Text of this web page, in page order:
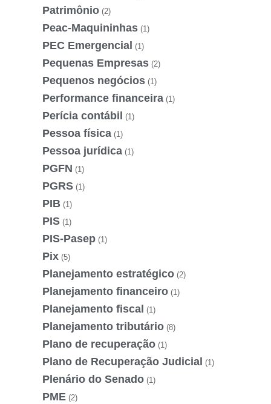
Patrimônio (2)
Peac-Maquininhas (1)
PEC Emergencial (1)
Pequenas Empresas (2)
Pequenos negócios (1)
Performance financeira (1)
Perícia contábil (1)
Pessoa física (1)
Pessoa jurídica (1)
PGFN (1)
PGRS (1)
PIB (1)
PIS (1)
PIS-Pasep (1)
Pix (5)
Planejamento estratégico (2)
Planejamento financeiro (1)
Planejamento fiscal (1)
Planejamento tributário (8)
Plano de recuperação (1)
Plano de Recuperação Judicial (1)
Plenário do Senado (1)
PME (2)